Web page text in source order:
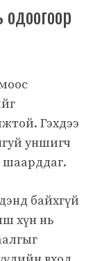
Гэхдээ
уншигч
шаарддаг.
байхгүй
хүн нь